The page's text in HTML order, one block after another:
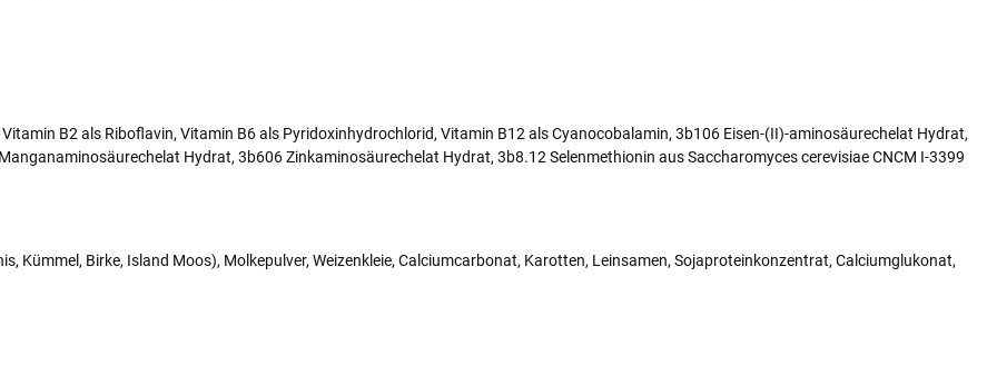
B2 als Riboflavin, Vitamin B6 als Pyridoxinhydrochlorid, Vitamin B12 als Cyanocobalamin, 3b106 Eisen-(II)-aminosäurechelat Hydrat,
Hydrat, 3b606 Zinkaminosäurechelat Hydrat, 3b8.12 Selenmethionin aus Saccharomyces cerevisiae CNCM I-3399
Kümmel, Birke, Island Moos), Molkepulver, Weizenkleie, Calciumcarbonat, Karotten, Leinsamen, Sojaproteinkonzentrat, Calciumglukonat,